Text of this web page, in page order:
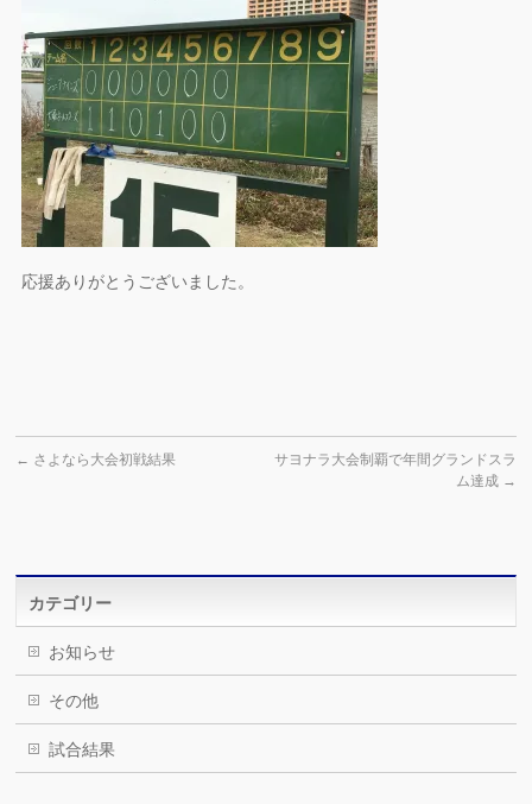
応援ありがとうございました。
← さよなら大会初戦結果
サヨナラ大会制覇で年間グランドスラ
ム達成 →
カテゴリー
お知らせ
その他
試合結果